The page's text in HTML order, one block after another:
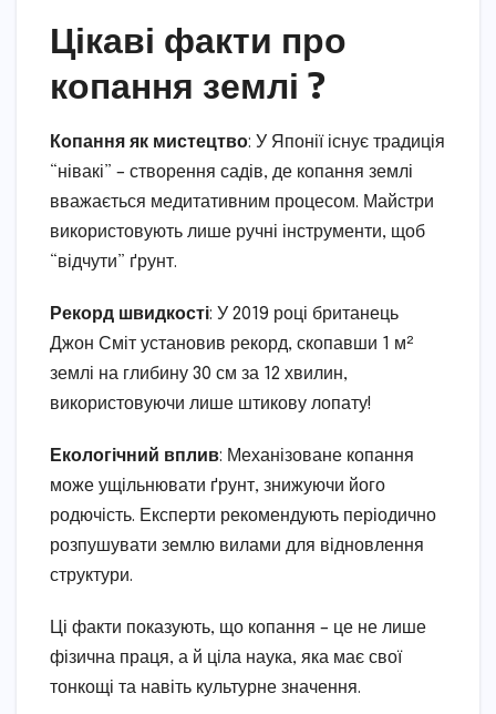
Цікаві факти про
копання землі ?
Копання як мистецтво: У Японії існує традиція
“нівакі” – створення садів, де копання землі
вважається медитативним процесом. Майстри
використовують лише ручні інструменти, щоб
“відчути” ґрунт.
Рекорд швидкості: У 2019 році британець
Джон Сміт установив рекорд, скопавши 1 м²
землі на глибину 30 см за 12 хвилин,
використовуючи лише штикову лопату!
Екологічний вплив: Механізоване копання
може ущільнювати ґрунт, знижуючи його
родючість. Експерти рекомендують періодично
розпушувати землю вилами для відновлення
структури.
Ці факти показують, що копання – це не лише
фізична праця, а й ціла наука, яка має свої
тонкощі та навіть культурне значення.